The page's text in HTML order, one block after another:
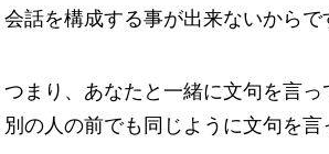
会話を構成する事が出来ないからで
つまり、あなたと一緒に文句を言っ
別の人の前でも同じように文句を言